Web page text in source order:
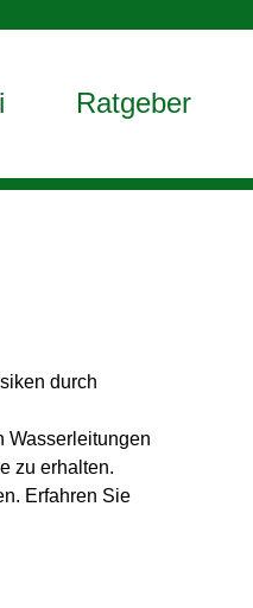
Ratgeber
durch
Wasserleitungen
zu erhalten.
Erfahren Sie